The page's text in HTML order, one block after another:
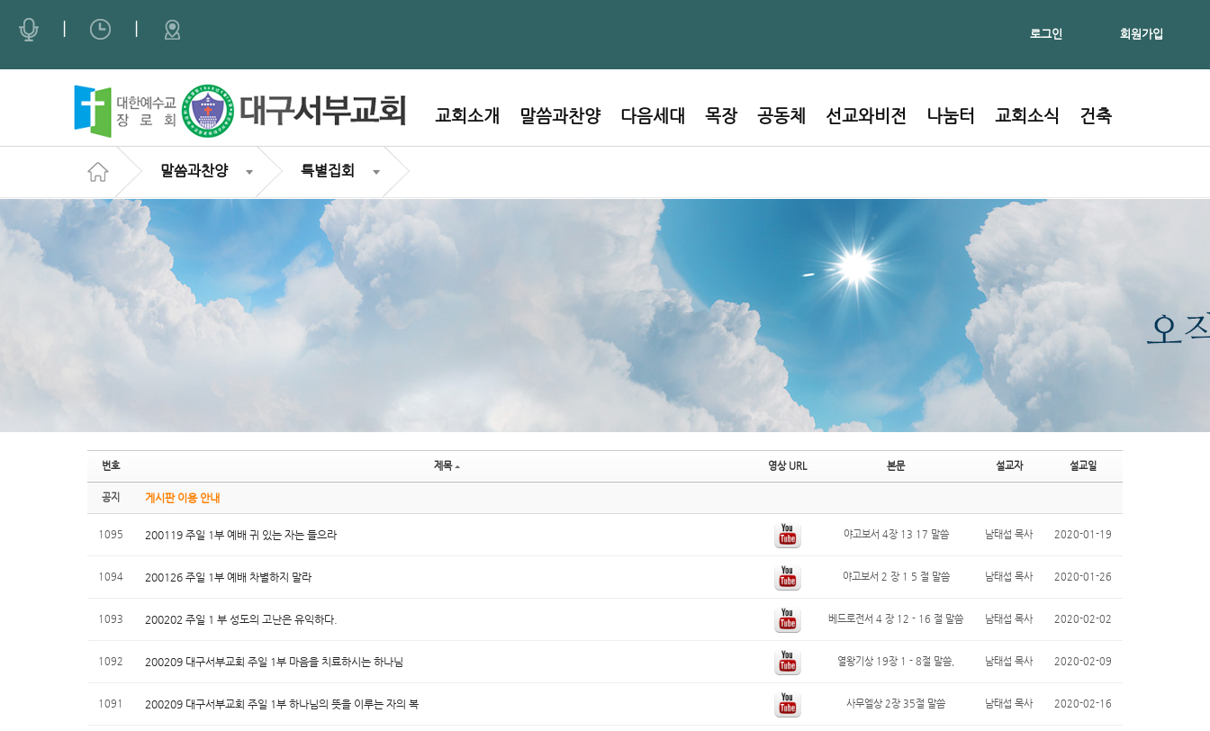
로그인 회원가입
교회소개 말씀과찬양 다음세대 목장 공동체 선교와비전 나눔터 교회소식 건축
말씀과찬양 특별집회
번호 제목 영상 URL 본문 설교자 설교일
공지 게시판 이용 안내
1095 200119 주일 1부 예배 귀 있는 자는 들으라 야고보서 4장 13 17 말씀 남태섭 목사 2020-01-19
1094 200126 주일 1부 예배 차별하지 말라 야고보서 2 장 1 5 절 말씀 남태섭 목사 2020-01-26
1093 200202 주일 1 부 성도의 고난은 유익하다. 베드로전서 4 장 12 - 16 절 말씀 남태섭 목사 2020-02-02
1092 200209 대구서부교회 주일 1부 마음을 치료하시는 하나님 열왕기상 19장 1 - 8절 말씀, 남태섭 목사 2020-02-09
1091 200209 대구서부교회 주일 1부 하나님의 뜻을 이루는 자의 복 사무엘상 2장 35절 말씀 남태섭 목사 2020-02-16